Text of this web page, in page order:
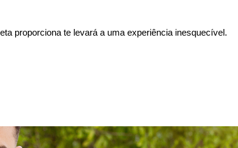
proporciona te levará a uma experiência inesquecível.